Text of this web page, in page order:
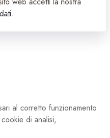
.
al corretto funzionamento
di analisi,